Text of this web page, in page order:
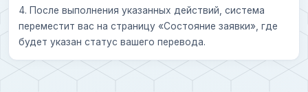
4. После выполнения указанных действий, система
переместит вас на страницу «Состояние заявки», где
будет указан статус вашего перевода.